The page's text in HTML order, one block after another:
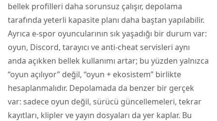
bellek profilleri daha sorunsuz çalışır, depolama
tarafında yeterli kapasite planı daha baştan yapılabilir.
Ayrıca e-spor oyuncularının sık yaşadığı bir durum var:
oyun, Discord, tarayıcı ve anti-cheat servisleri aynı
anda açıkken bellek kullanımı artar; bu yüzden yalnızca
“oyun açılıyor” değil, “oyun + ekosistem” birlikte
hesaplanmalıdır. Depolamada da benzer bir gerçek
var: sadece oyun değil, sürücü güncellemeleri, tekrar
kayıtları, klipler ve yayın dosyaları da yer kaplar. Bu